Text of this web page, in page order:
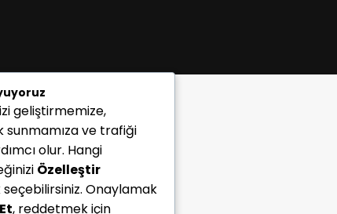
geliştirmemize,
sunmamıza ve trafiği
olur. Hangi
Özelleştir
Onaylamak
, reddetmek için